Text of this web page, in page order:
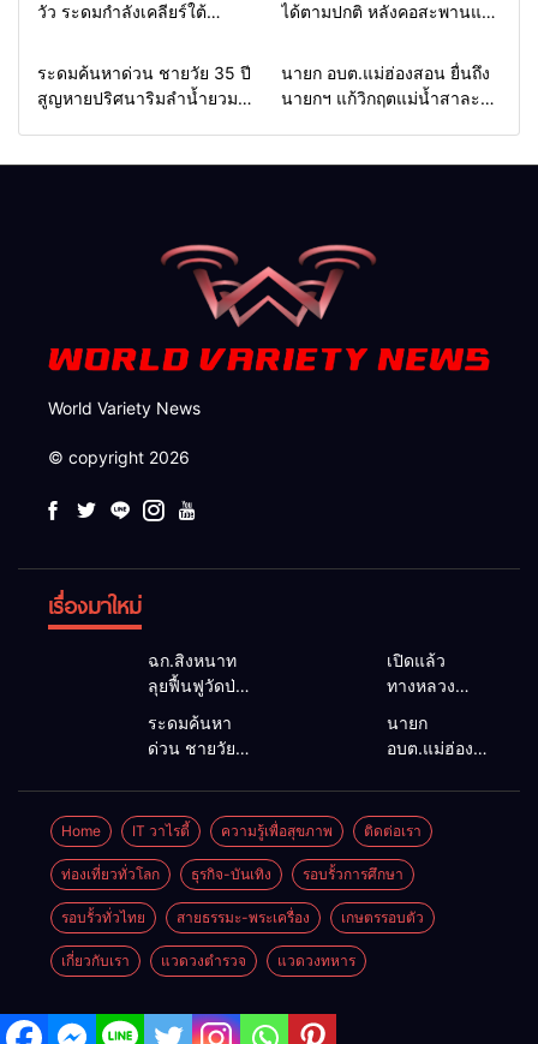
วัว ระดมกำลังเคลียร์ใต้
ช่วยชาวบ้านฝ่าวิกฤตน้ำป่า
ได้ตามปกติ หลังคอสะพานแม่
แม่ฮ่องสอน สั่งเฝ้าระวัง 24
Home รอบรั้วทั่วไทย
ระดมค้นหาด่วน ชายวัย 35 ปี
สูญหายปริศนาริมลำน้ำยวม
Home รอบรั้วทั่วไทย
นายก อบต.แม่ฮ่องสอน ยื่นถึง
นายกฯ แก้วิกฤตแม่น้ำสาละ
World Variety News
© copyright 2026
เรื่องมาใหม่
ฉก.สิงหนาท
ลุยฟื้นฟูวัดป่า
ถ้ำวัว ระดม
กำลังเคลียร์
ใต้สะพาน
ซ่อมคอ
สะพาน 1095
ช่วยชาวบ้าน
ฝ่าวิกฤตน้ำป่า
หลาก
เปิดแล้ว
ทางหลวง
ตามปกติ หลัง
คอสะพานแม่
สุยะขาดจาก
น้ำป่า รองผู้
ว่าฯ
แม่ฮ่องสอน
สั่งเฝ้าระวัง
24 ชั่วโมง
ระดมค้นหา
ด่วน ชายวัย
ปริศนาริมลำ
น้ำยวม
แม่ลาน้อย
เปิดศูนย์ช่วย
เหลือ เร่ง
ค้นหาทั้งทาง
น้ำและทางบก
นายก
อบต.แม่ฮ่องสอน
แก้วิกฤตแม่น้ำ
สาละวินปน
เปื้อน พร้อม
ปลดล็อก
กฎหมาย
พัฒนา
Home IT วาไรตี้ ความรู้เพื่อสุขภาพ ติดต่อเรา
ท่องเที่ยวทั่วโลก ธุรกิจ-บันเทิง รอบรั้วการศึกษา
รอบรั้วทั่วไทย สายธรรมะ-พระเครื่อง เกษตรรอบตัว
เกี่ยวกับเรา แวดวงตำรวจ แวดวงทหาร